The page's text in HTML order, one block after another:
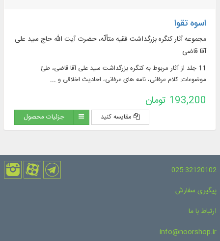
اسوه تقوا
مجموعه آثار كنگره بزرگداشت فقیه متألّه، حضرت آیت الله حاج سید علی
آقا قاضی
11 جلد از آثار مربوط به كنگره بزرگداشت سید علی‌ آقا قاضی، طیّ
موضوعات: كلام عرفانی، نامه های عرفانی، احادیث اخلاقی و ...
193,200 تومان
مقایسه کنید جزئیات محصول
025-32120102
پیگیری سفارش
ارتباط با ما
info@noorshop.ir